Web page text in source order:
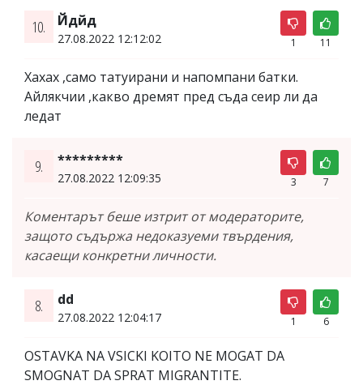
10. Йдйд
27.08.2022 12:12:02 1 11
Хахах ,само татуирани и напомпани батки.
Айлякчии ,какво дремят пред съда сеир ли да
ледат
9. *********
27.08.2022 12:09:35 3 7
Коментарът беше изтрит от модераторите,
защото съдържа недоказуеми твърдения,
касаещи конкретни личности.
8. dd
27.08.2022 12:04:17 1 6
OSTAVKA NA VSICKI KOITO NE MOGAT DA
SMOGNAT DA SPRAT MIGRANTITE.